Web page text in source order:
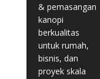
& pemasangan
kanopi
berkualitas
untuk rumah,
bisnis, dan
proyek skala